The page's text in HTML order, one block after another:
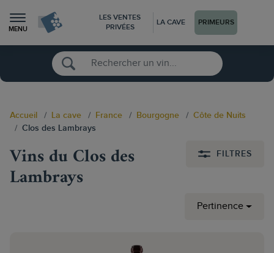
MENU
LES VENTES
PRIVÉES
LA CAVE PRIMEURS
Accueil La cave France Bourgogne
Côte de Nuits
Clos des Lambrays
FILTRES
Vins du Clos des
Lambrays
Pertinence